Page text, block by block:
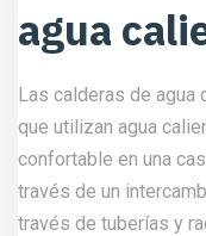
agua
Las calderas de
que utilizan agua
confortable en una
través de un
través de tuberías y